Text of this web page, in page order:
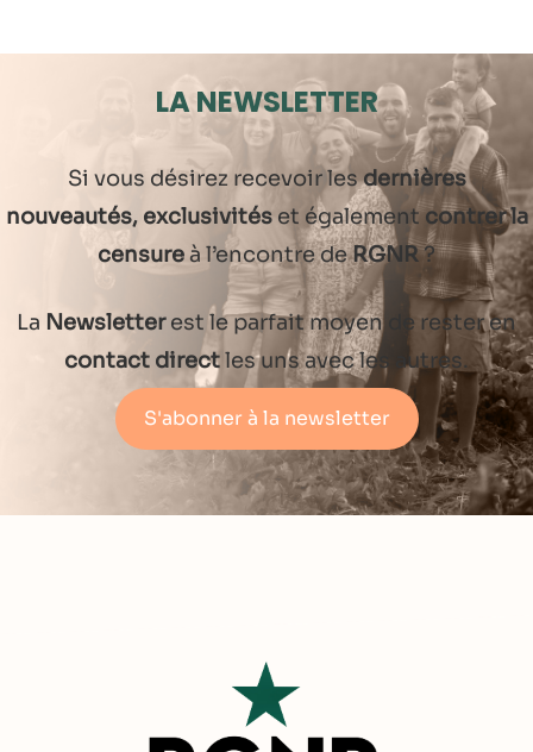
LA NEWSLETTER
Si vous désirez recevoir lesdernières
nouveautés, exclusivitéset également contrer la
censureà l’encontre deRGNR?
La Newsletterest le parfait moyen de rester en
contact directles uns avec les autres.
S'abonner à la newsletter